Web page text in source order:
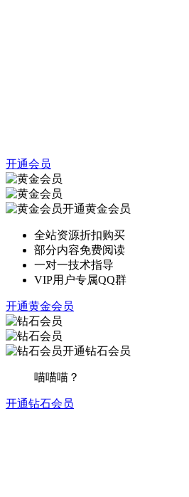
开通会员
开通黄金会员
全站资源折扣购买
部分内容免费阅读
一对一技术指导
VIP用户专属QQ群
开通黄金会员
开通钻石会员
喵喵喵？
开通钻石会员